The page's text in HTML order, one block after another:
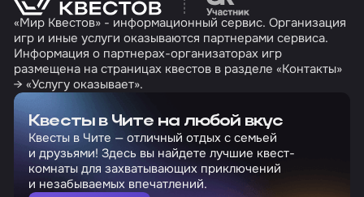
«Мир Квестов» - информационный сервис. Организация
игр и иные услуги оказываются партнерами сервиса.
Информация о партнерах-организаторах игр
размещена на страницах квестов в разделе «Контакты»
→ «Услугу оказывает».
Квесты в Чите на любой вкус
Квесты в Чите — отличный отдых с семьей
и друзьями! Здесь вы найдете лучшие квест-
комнаты для захватывающих приключений
и незабываемых впечатлений.